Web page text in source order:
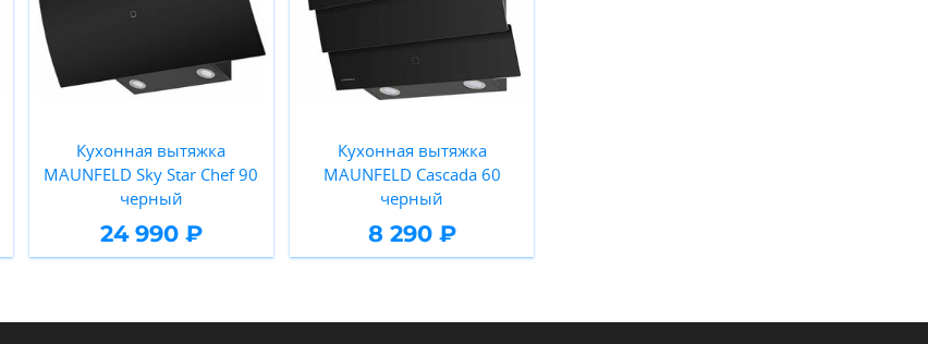
Кухонная вытяжка
MAUNFELD Sky Star Chef 90
черный
24 990 ₽
Кухонная вытяжка
MAUNFELD Cascada 60
черный
8 290 ₽